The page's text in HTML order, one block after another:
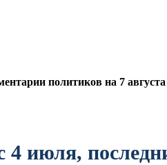
политиков на 7 августа
июля,